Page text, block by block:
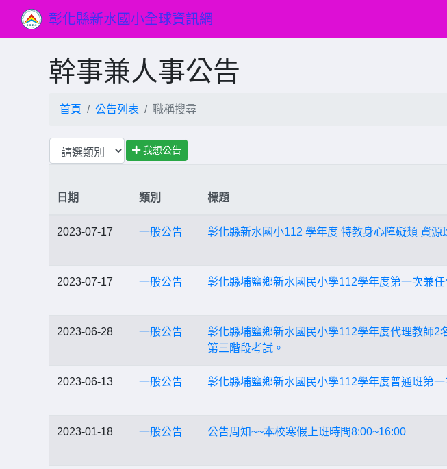
彰化縣新水國小全球資訊網
幹事兼人事公告
首頁 公告列表 職稱搜尋
我想公告
日期 類別 標題
2023-07-17 一般公告 彰化縣新水國小112 學年度 特教身心障礙類 資
2023-07-17 一般公告 彰化縣埔鹽鄉新水國民小學112學年度第一次兼
2023-06-28 一般公告
彰化縣埔鹽鄉新水國民小學112學年度代理教師2
第三階段考試。
2023-06-13 一般公告 彰化縣埔鹽鄉新水國民小學112學年度普通班第
2023-01-18 一般公告 公告周知~~本校寒假上班時間8:00~16:00